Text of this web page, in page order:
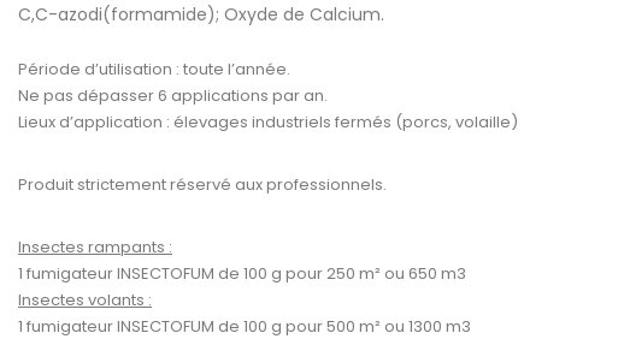
C,C-azodi(formamide); Oxyde de Calcium.
Période d’utilisation : toute l’année.
Ne pas dépasser 6 applications par an.
Lieux d’application : élevages industriels fermés (porcs, volaille)
Produit strictement réservé aux professionnels.
Insectes rampants :
1 fumigateur INSECTOFUM de 100 g pour 250 m² ou 650 m3
Insectes volants :
1 fumigateur INSECTOFUM de 100 g pour 500 m² ou 1300 m3